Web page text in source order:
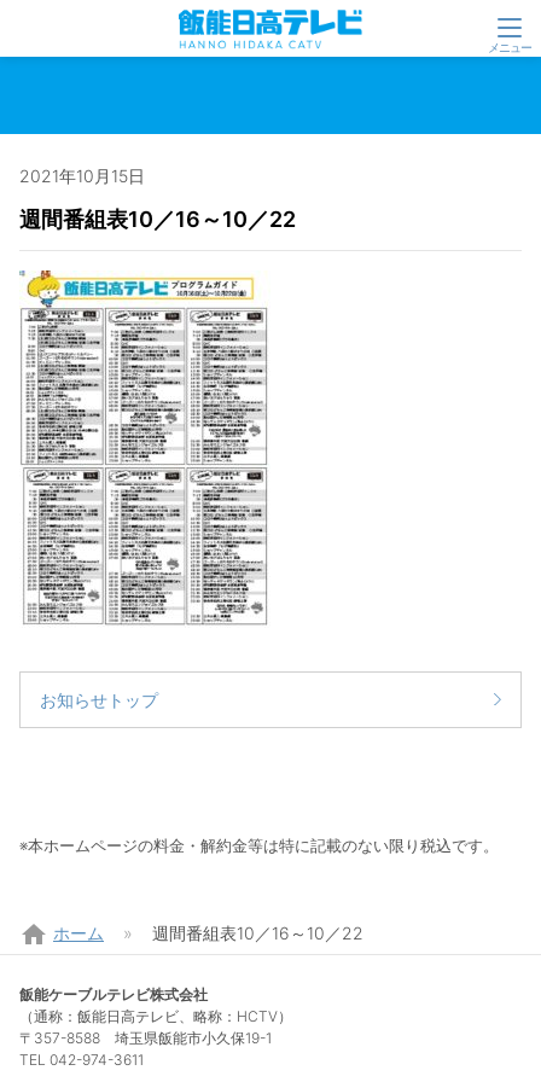
2021年10月15日
週間番組表10／16～10／22
お知らせトップ
※本ホームページの料金・解約金等は特に記載のない限り税込です。
home ホーム 週間番組表10／16～10／22
飯能ケーブルテレビ株式会社
（通称：飯能日高テレビ、略称：HCTV）
〒357-8588 埼玉県飯能市小久保19-1
TEL 042-974-3611